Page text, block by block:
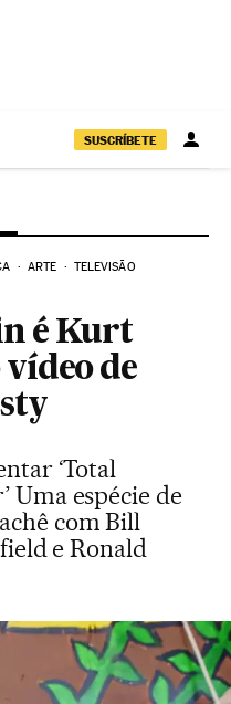
SUSCRÍBETE
ARTE TELEVISÃO
é Kurt
de
‘Total
Uma espécie de
com Bill
e Ronald